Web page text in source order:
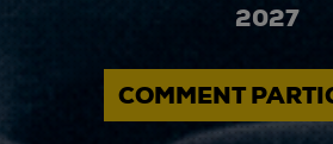
2027
COMMENT